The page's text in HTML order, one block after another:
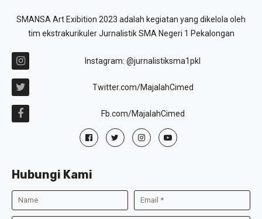
SMANSA Art Exibition 2023 adalah kegiatan yang dikelola oleh
tim ekstrakurikuler Jurnalistik SMA Negeri 1 Pekalongan
Instagram: @jurnalistiksma1pkl
Twitter.com/MajalahCimed
Fb.com/MajalahCimed
Hubungi Kami